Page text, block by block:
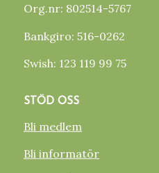
Org.nr: 802514-5767
Bankgiro: 516-0262
Swish: 123 119 99 75
STÖD OSS
Bli medlem
Bli informatör